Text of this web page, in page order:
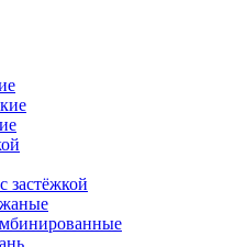
застёжкой